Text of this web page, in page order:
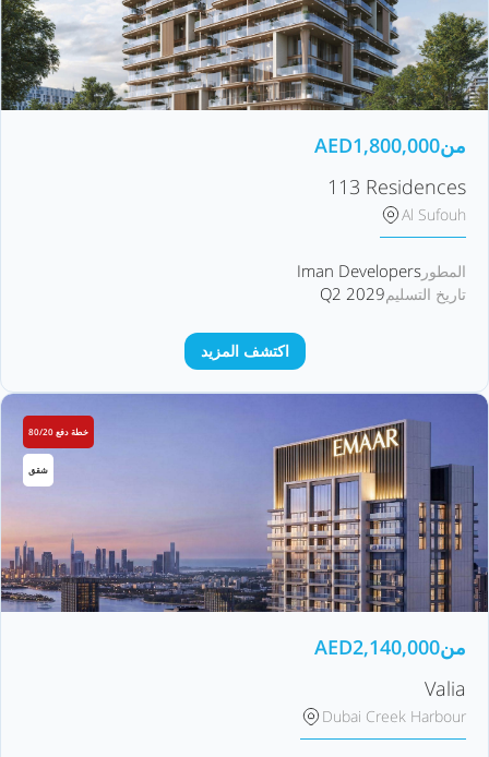
من AED1,800,000
113 Residences
Al Sufouh
المطور Iman Developers
تاريخ التسليمQ2 2029
اكتشف المزيد
خطة دفع 80/20
شقق
من AED2,140,000
Valia
Dubai Creek Harbour